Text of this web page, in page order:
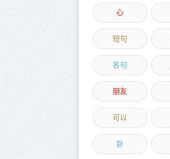
心
短句
名句
朋友
可以
卦